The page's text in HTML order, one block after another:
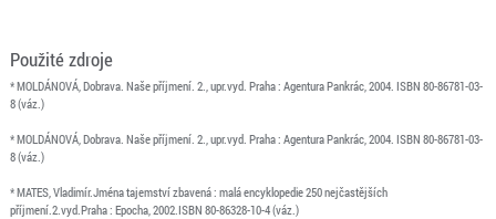
Použité zdroje
* MOLDÁNOVÁ, Dobrava. Naše příjmení. 2., upr.vyd. Praha : Agentura Pankrác, 2004. ISBN 80-86781-03-
8 (váz.)
* MOLDÁNOVÁ, Dobrava. Naše příjmení. 2., upr.vyd. Praha : Agentura Pankrác, 2004. ISBN 80-86781-03-
8 (váz.)
* MATES, Vladimír.Jména tajemství zbavená : malá encyklopedie 250 nejčastějších
příjmení.2.vyd.Praha : Epocha, 2002.ISBN 80-86328-10-4 (váz.)